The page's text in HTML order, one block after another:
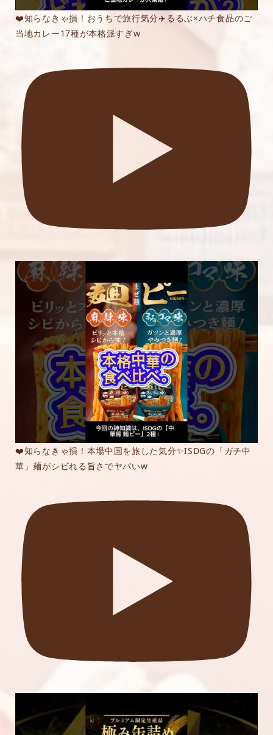
❤️知らなきゃ損！おうちで旅行気分✈️るるぶ×ハチ食品のご
当地カレー17種が本格派すぎw
❤️知らなきゃ損！本場中国を旅した気分✨ISDGの「ガチ中
華」麺がシビれる旨さでヤバいw